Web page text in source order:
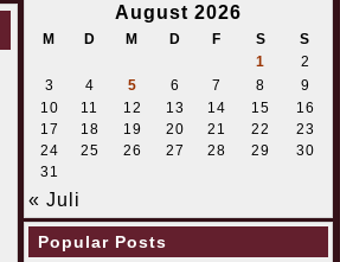
August 2026
M D M D F S
S
1
2
3
4 5 6 7 8
9
10
11 12 13 14 15
16
17
18 19 20 21 22
23
24
25 26 27 28 29
30
31
« Juli
Popular Posts